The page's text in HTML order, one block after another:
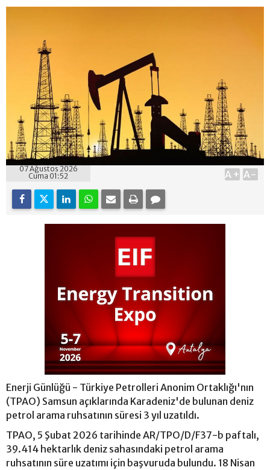
07 Ağustos 2026
Cuma 01:52
A+ A-
Enerji Günlüğü - Türkiye Petrolleri Anonim Ortaklığı'nın
(TPAO) Samsun açıklarında Karadeniz'de bulunan deniz
petrol arama ruhsatının süresi 3 yıl uzatıldı.
TPAO, 5 Şubat 2026 tarihinde AR/TPO/D/F37-b paftalı,
39.414 hektarlık deniz sahasındaki petrol arama
ruhsatının süre uzatımı için başvuruda bulundu. 18 Nisan